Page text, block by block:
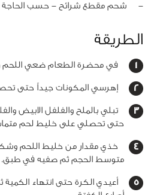
‏-
شحم مقطع شرائح - حسب الحاجة
الطريقة
في محضرة الطعام ضعي اللحم
إهرسي المكونات جيداً حتى
تبلي بالملح والفلفل الابيض
حتى تحصلي على خليط لحم
خذي مقدار من خليط اللحم
متوسط الحجم ثم صفيه في طبق.
أعيدي الكرة حتى انتهاء